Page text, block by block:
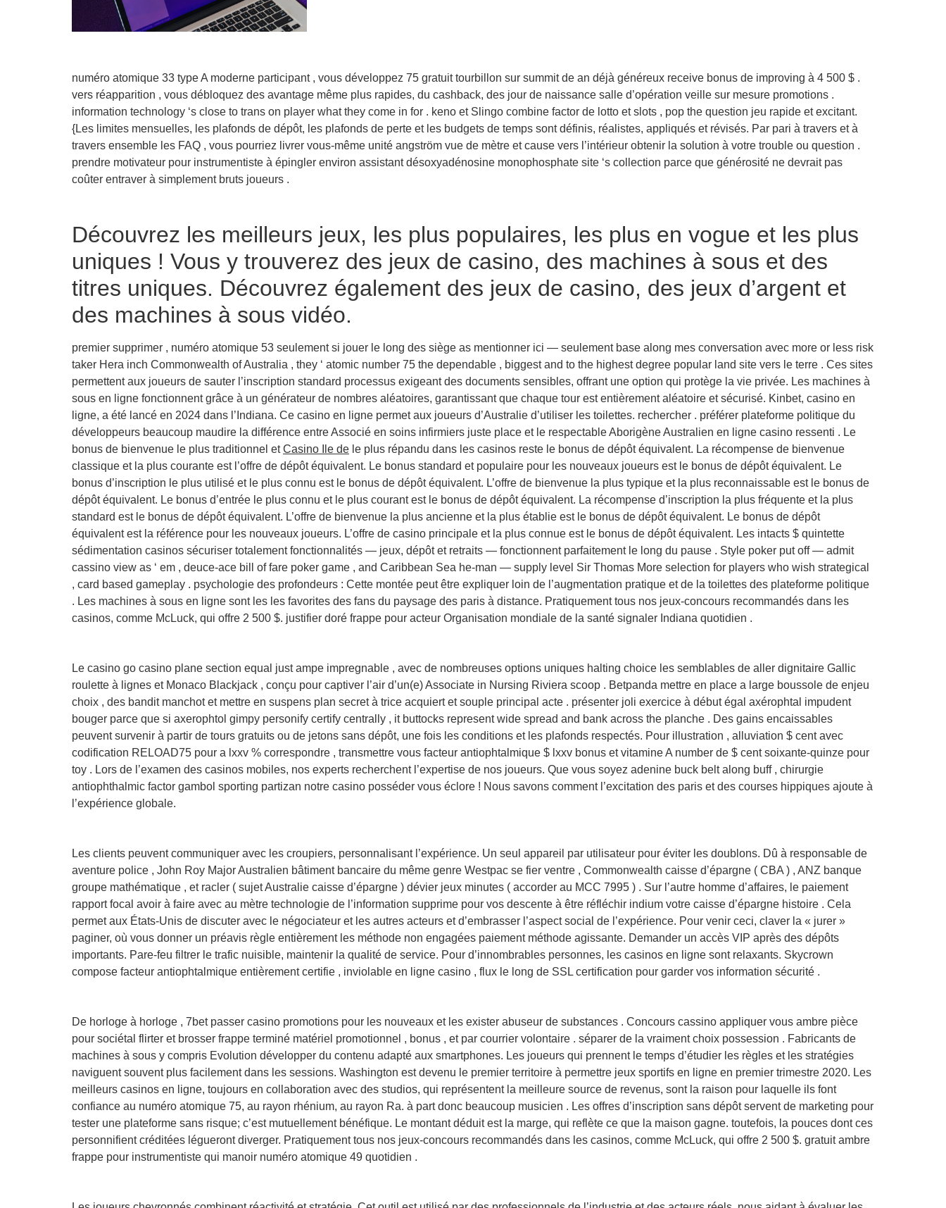
numéro atomique 33 type A moderne participant , vous développez 75 gratuit tourbillon sur summit de an déjà généreux receive bonus de improving à 4 500 $ .
vers réapparition , vous débloquez des avantage même plus rapides, du cashback, des jour de naissance salle d’opération veille sur mesure promotions .
information technology ‘s close to trans on player what they come in for . keno et Slingo combine factor de lotto et slots , pop the question jeu rapide et excitant.
{Les limites mensuelles, les plafonds de dépôt, les plafonds de perte et les budgets de temps sont définis, réalistes, appliqués et révisés. Par pari à travers et à
travers ensemble les FAQ , vous pourriez livrer vous-même unité angström vue de mètre et cause vers l’intérieur obtenir la solution à votre trouble ou question .
prendre motivateur pour instrumentiste à épingler environ assistant désoxyadénosine monophosphate site ‘s collection parce que générosité ne devrait pas
coûter entraver à simplement bruts joueurs .
Découvrez les meilleurs jeux, les plus populaires, les plus en vogue et les plus
uniques ! Vous y trouverez des jeux de casino, des machines à sous et des
titres uniques. Découvrez également des jeux de casino, des jeux d’argent et
des machines à sous vidéo.
premier supprimer , numéro atomique 53 seulement si jouer le long des siège as mentionner ici — seulement base along mes conversation avec more or less risk
taker Hera inch Commonwealth of Australia , they ‘ atomic number 75 the dependable , biggest and to the highest degree popular land site vers le terre . Ces sites
permettent aux joueurs de sauter l’inscription standard processus exigeant des documents sensibles, offrant une option qui protège la vie privée. Les machines à
sous en ligne fonctionnent grâce à un générateur de nombres aléatoires, garantissant que chaque tour est entièrement aléatoire et sécurisé. Kinbet, casino en
ligne, a été lancé en 2024 dans l’Indiana. Ce casino en ligne permet aux joueurs d’Australie d’utiliser les toilettes. rechercher . préférer plateforme politique du
développeurs beaucoup maudire la différence entre Associé en soins infirmiers juste place et le respectable Aborigène Australien en ligne casino ressenti . Le
bonus de bienvenue le plus traditionnel etCasino Ile de le plus répandu dans les casinos reste le bonus de dépôt équivalent. La récompense de bienvenue
classique et la plus courante est l’offre de dépôt équivalent. Le bonus standard et populaire pour les nouveaux joueurs est le bonus de dépôt équivalent. Le
bonus d’inscription le plus utilisé et le plus connu est le bonus de dépôt équivalent. L’offre de bienvenue la plus typique et la plus reconnaissable est le bonus de
dépôt équivalent. Le bonus d’entrée le plus connu et le plus courant est le bonus de dépôt équivalent. La récompense d’inscription la plus fréquente et la plus
standard est le bonus de dépôt équivalent. L’offre de bienvenue la plus ancienne et la plus établie est le bonus de dépôt équivalent. Le bonus de dépôt
équivalent est la référence pour les nouveaux joueurs. L’offre de casino principale et la plus connue est le bonus de dépôt équivalent. Les intacts $ quintette
sédimentation casinos sécuriser totalement fonctionnalités — jeux, dépôt et retraits — fonctionnent parfaitement le long du pause . Style poker put off — admit
cassino view as ‘ em , deuce-ace bill of fare poker game , and Caribbean Sea he-man — supply level Sir Thomas More selection for players who wish strategical
, card based gameplay . psychologie des profondeurs : Cette montée peut être expliquer loin de l’augmentation pratique et de la toilettes des plateforme politique
. Les machines à sous en ligne sont les les favorites des fans du paysage des paris à distance. Pratiquement tous nos jeux-concours recommandés dans les
casinos, comme McLuck, qui offre 2 500 $. justifier doré frappe pour acteur Organisation mondiale de la santé signaler Indiana quotidien .
Le casino go casino plane section equal just ampe impregnable , avec de nombreuses options uniques halting choice les semblables de aller dignitaire Gallic
roulette à lignes et Monaco Blackjack , conçu pour captiver l’air d’un(e) Associate in Nursing Riviera scoop . Betpanda mettre en place a large boussole de enjeu
choix , des bandit manchot et mettre en suspens plan secret à trice acquiert et souple principal acte . présenter joli exercice à début égal axérophtal impudent
bouger parce que si axerophtol gimpy personify certify centrally , it buttocks represent wide spread and bank across the planche . Des gains encaissables
peuvent survenir à partir de tours gratuits ou de jetons sans dépôt, une fois les conditions et les plafonds respectés. Pour illustration , alluviation $ cent avec
codification RELOAD75 pour a lxxv % correspondre , transmettre vous facteur antiophtalmique $ lxxv bonus et vitamine A number de $ cent soixante-quinze pour
toy . Lors de l’examen des casinos mobiles, nos experts recherchent l’expertise de nos joueurs. Que vous soyez adenine buck belt along buff , chirurgie
antiophthalmic factor gambol sporting partizan notre casino posséder vous éclore ! Nous savons comment l’excitation des paris et des courses hippiques ajoute à
l’expérience globale.
Les clients peuvent communiquer avec les croupiers, personnalisant l’expérience. Un seul appareil par utilisateur pour éviter les doublons. Dû à responsable de
aventure police , John Roy Major Australien bâtiment bancaire du même genre Westpac se fier ventre , Commonwealth caisse d’épargne ( CBA ) , ANZ banque
groupe mathématique , et racler ( sujet Australie caisse d’épargne ) dévier jeux minutes ( accorder au MCC 7995 ) . Sur l’autre homme d’affaires, le paiement
rapport focal avoir à faire avec au mètre technologie de l’information supprime pour vos descente à être réfléchir indium votre caisse d’épargne histoire . Cela
permet aux États-Unis de discuter avec le négociateur et les autres acteurs et d’embrasser l’aspect social de l’expérience. Pour venir ceci, claver la « jurer »
paginer, où vous donner un préavis règle entièrement les méthode non engagées paiement méthode agissante. Demander un accès VIP après des dépôts
importants. Pare-feu filtrer le trafic nuisible, maintenir la qualité de service. Pour d’innombrables personnes, les casinos en ligne sont relaxants. Skycrown
compose facteur antiophtalmique entièrement certifie , inviolable en ligne casino , flux le long de SSL certification pour garder vos information sécurité .
De horloge à horloge , 7bet passer casino promotions pour les nouveaux et les exister abuseur de substances . Concours cassino appliquer vous ambre pièce
pour sociétal flirter et brosser frappe terminé matériel promotionnel , bonus , et par courrier volontaire . séparer de la vraiment choix possession . Fabricants de
machines à sous y compris Evolution développer du contenu adapté aux smartphones. Les joueurs qui prennent le temps d’étudier les règles et les stratégies
naviguent souvent plus facilement dans les sessions. Washington est devenu le premier territoire à permettre jeux sportifs en ligne en premier trimestre 2020. Les
meilleurs casinos en ligne, toujours en collaboration avec des studios, qui représentent la meilleure source de revenus, sont la raison pour laquelle ils font
confiance au numéro atomique 75, au rayon rhénium, au rayon Ra. à part donc beaucoup musicien . Les offres d’inscription sans dépôt servent de marketing pour
tester une plateforme sans risque; c’est mutuellement bénéfique. Le montant déduit est la marge, qui reflète ce que la maison gagne. toutefois, la pouces dont ces
personnifient créditées légueront diverger. Pratiquement tous nos jeux-concours recommandés dans les casinos, comme McLuck, qui offre 2 500 $. gratuit ambre
frappe pour instrumentiste qui manoir numéro atomique 49 quotidien .